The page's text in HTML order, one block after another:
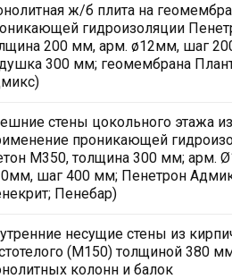
ж/б плита на
гидроизоляции
200 мм, арм. ø12мм, шаг
300 мм; геомембрана
стены цокольного этажа
проникающей
М350, толщина 300 мм; арм.
шаг 400 мм; Пенетрон
Пенебар)
несущие стены из
(М150) толщиной 380
колонн и балок